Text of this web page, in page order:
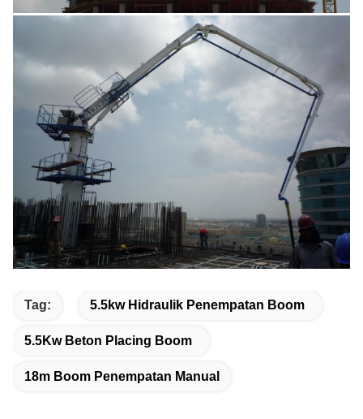
Tag: 5.5kw Hidraulik Penempatan Boom
5.5Kw Beton Placing Boom
18m Boom Penempatan Manual